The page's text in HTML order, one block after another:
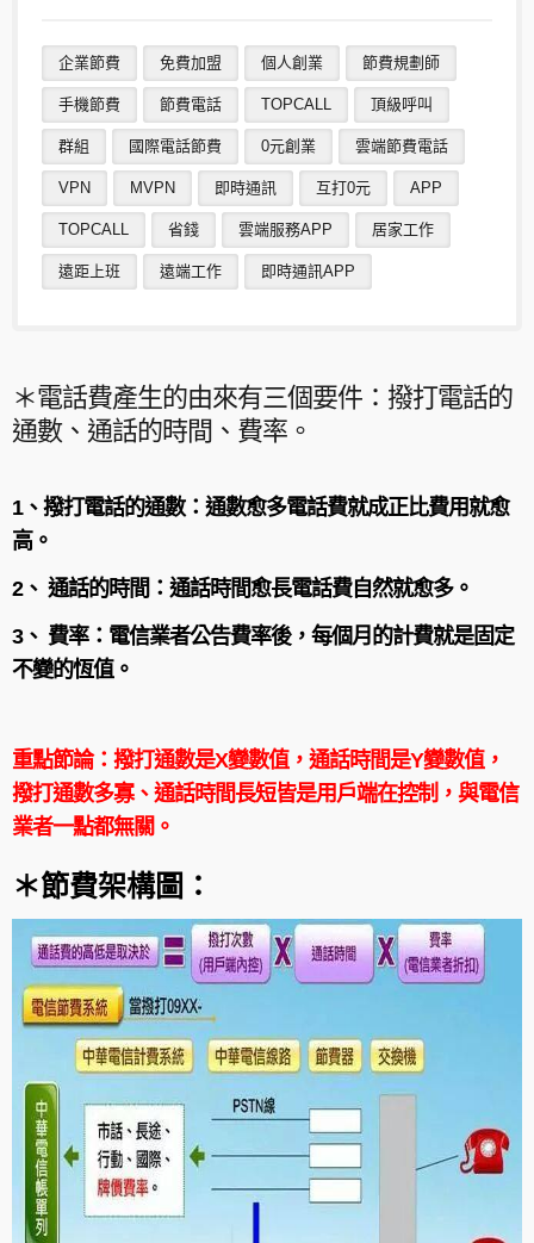
企業節費 免費加盟 個人創業 節費規劃師
手機節費 節費電話 TOPCALL 頂級呼叫
群組 國際電話節費 0元創業 雲端節費電話
VPN MVPN 即時通訊 互打0元 APP
TOPCALL 省錢 雲端服務APP 居家工作
遠距上班 遠端工作 即時通訊APP
＊電話費產生的由來有三個要件：撥打電話的
通數、通話的時間、費率。
1、撥打電話的通數：通數愈多電話費就成正比費用就愈
高。
2、 通話的時間：通話時間愈長電話費自然就愈多。
3、 費率：電信業者公告費率後，每個月的計費就是固定
不變的恆值。
重點節論：撥打通數是X變數值，通話時間是Y變數值，
撥打通數多寡、通話時間長短皆是用戶端在控制，與電信
業者一點都無關。
＊節費架構圖：